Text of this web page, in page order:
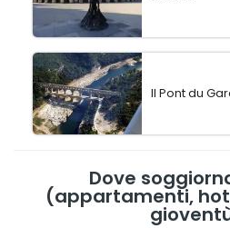
Il Pont du
Dove
(appartamenti,